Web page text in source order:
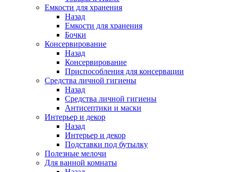
Емкости для хранения
Назад
Емкости для хранения
Бочки
Консервирование
Назад
Консервирование
Приспособления для консервации
Средства личной гигиены
Назад
Средства личной гигиены
Антисептики и маски
Интерьер и декор
Назад
Интерьер и декор
Подставки под бутылку
Полезные мелочи
Для ванной комнаты